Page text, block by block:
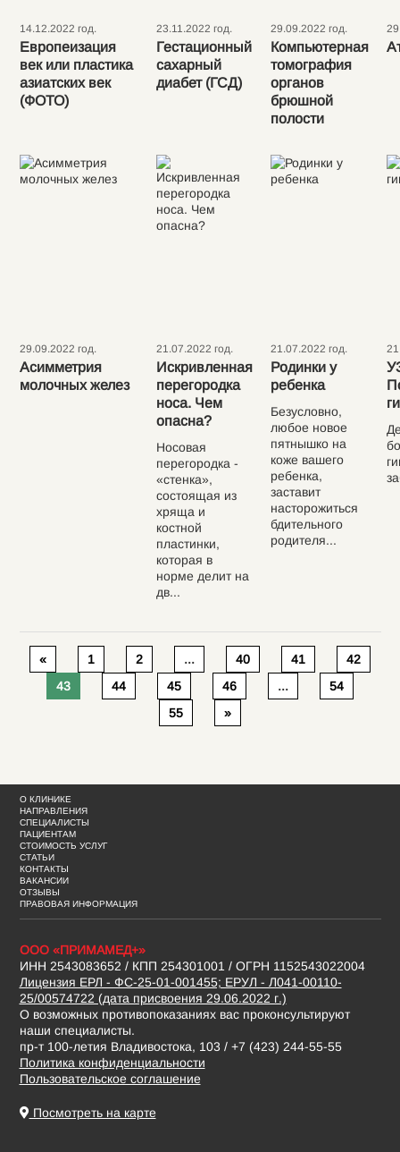
14.12.2022 год.
Европеизация
век или пластика
азиатских век
(ФОТО)
23.11.2022 год.
Гестационный
сахарный
диабет (ГСД)
29.09.2022 год.
Компьютерная
томография
органов
брюшной
полости
29.09.2022 год.
Асимметрия
молочных желез
21.07.2022 год.
Искривленная
перегородка
носа. Чем
опасна?
Носовая
перегородка -
«стенка»,
состоящая из
хряща и
костной
пластинки,
которая в
норме делит на
дв...
21.07.2022 год.
Родинки у
ребенка
Безусловно,
любое новое
пятнышко на
коже вашего
ребенка,
заставит
насторожиться
бдительного
родителя...
« 1 2 ... 40 41
42
43
44 45 46 ...
54
55
»
О КЛИНИКЕ
НАПРАВЛЕНИЯ
СПЕЦИАЛИСТЫ
ПАЦИЕНТАМ
СТОИМОСТЬ УСЛУГ
СТАТЬИ
КОНТАКТЫ
ВАКАНСИИ
ОТЗЫВЫ
ПРАВОВАЯ ИНФОРМАЦИЯ
ООО «ПРИМАМЕД+»
ИНН 2543083652 / КПП 254301001 / ОГРН 1152543022004
Лицензия ЕРЛ - ФС-25-01-001455; ЕРУЛ - Л041-00110-
25/00574722 (дата присвоения 29.06.2022 г.)
О возможных противопоказаниях вас проконсультируют
наши специалисты.
пр-т 100-летия Владивостока, 103 / +7 (423) 244-55-55
Политика конфиденциальности
Пользовательское соглашение
Посмотреть на карте